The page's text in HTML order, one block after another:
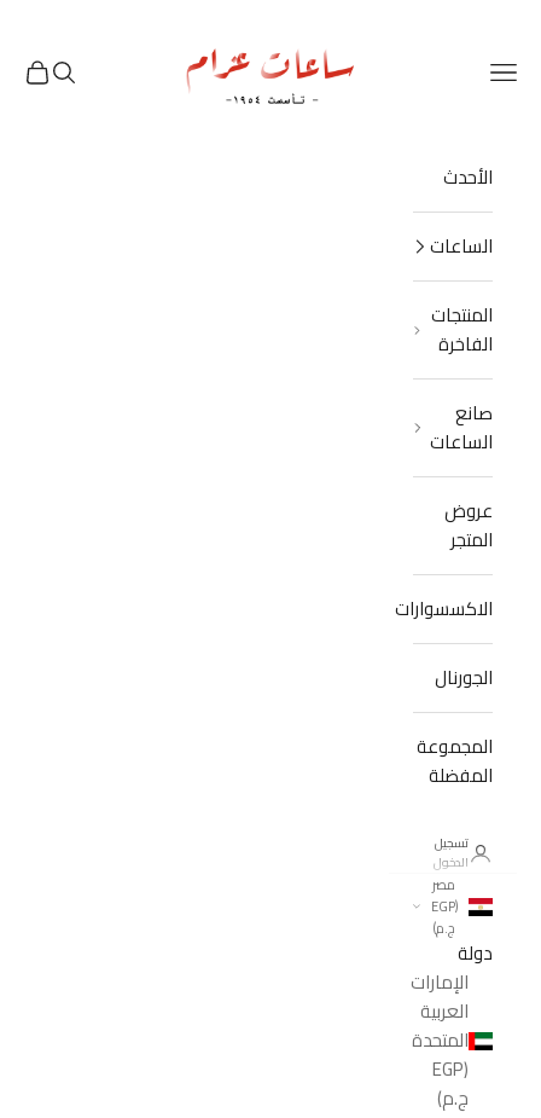
القائمة
البحثالعربة
الأحدث
الساعات
المنتجات
الفاخرة
صانع
الساعات
عروض
المتجر
الاكسسوارات
الجورنال
المجموعة
المفضلة
تسجيل
الدخول
مصر
(EGP
ج.م)
دولة
الإمارات
العربية
المتحدة
(EGP
ج.م)